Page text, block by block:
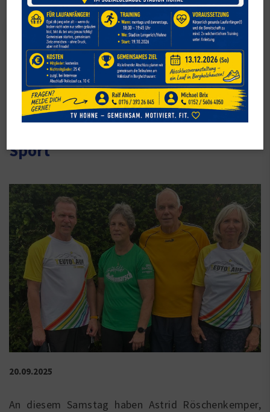
Fortbildung erfolgreich absolviert
Sport
20.09.2025
An diesem Samstag haben Astrid Röschenkemper,